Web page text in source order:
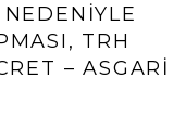
TRH
– ASGARİ